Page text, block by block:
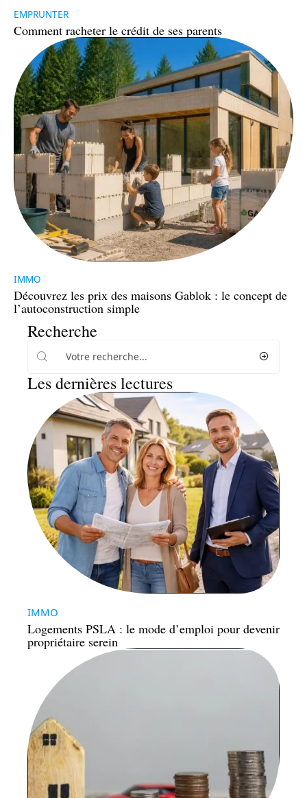
EMPRUNTER
Comment racheter le crédit de ses parents
IMMO
Découvrez les prix des maisons Gablok : le concept de
l’autoconstruction simple
Recherche
Les dernières lectures
IMMO
Logements PSLA : le mode d’emploi pour devenir
propriétaire serein